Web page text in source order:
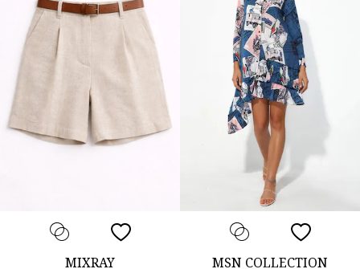
MIXRAY MSN COLLECTION